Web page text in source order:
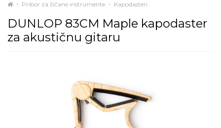
Pribor za žičane instrumente Kapodasteri
DUNLOP 83CM Maple kapodaster
za akustičnu gitaru